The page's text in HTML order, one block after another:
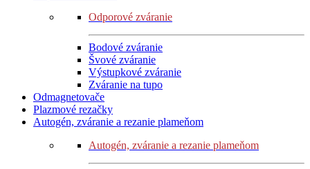
Odporové zváranie
Bodové zváranie
Švové zváranie
Výstupkové zváranie
Zváranie na tupo
Odmagnetovače
Plazmové rezačky
Autogén, zváranie a rezanie plameňom
Autogén, zváranie a rezanie plameňom